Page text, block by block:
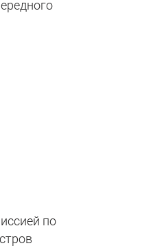
по